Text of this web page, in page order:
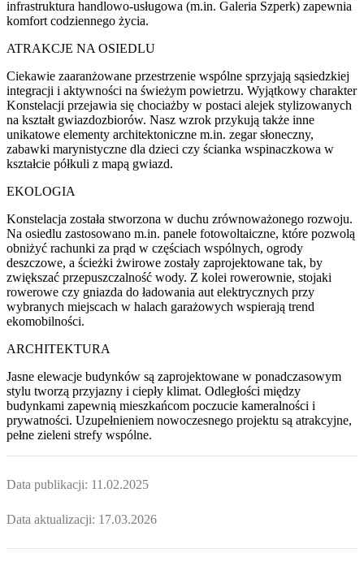
infrastruktura handlowo-usługowa (m.in. Galeria Szperk) zapewnia
komfort codziennego życia.
ATRAKCJE NA OSIEDLU
Ciekawie zaaranżowane przestrzenie wspólne sprzyjają sąsiedzkiej
integracji i aktywności na świeżym powietrzu. Wyjątkowy charakter
Konstelacji przejawia się chociażby w postaci alejek stylizowanych
na kształt gwiazdozbiorów. Nasz wzrok przykują także inne
unikatowe elementy architektoniczne m.in. zegar słoneczny,
zabawki marynistyczne dla dzieci czy ścianka wspinaczkowa w
kształcie półkuli z mapą gwiazd.
EKOLOGIA
Konstelacja została stworzona w duchu zrównoważonego rozwoju.
Na osiedlu zastosowano m.in. panele fotowoltaiczne, które pozwolą
obniżyć rachunki za prąd w częściach wspólnych, ogrody
deszczowe, a ścieżki żwirowe zostały zaprojektowane tak, by
zwiększać przepuszczalność wody. Z kolei rowerownie, stojaki
rowerowe czy gniazda do ładowania aut elektrycznych przy
wybranych miejscach w halach garażowych wspierają trend
ekomobilności.
ARCHITEKTURA
Jasne elewacje budynków są zaprojektowane w ponadczasowym
stylu tworzą przyjazny i ciepły klimat. Odległości między
budynkami zapewnią mieszkańcom poczucie kameralności i
prywatności. Uzupełnieniem nowoczesnego projektu są atrakcyjne,
pełne zieleni strefy wspólne.
Data publikacji: 11.02.2025
Data aktualizacji: 17.03.2026